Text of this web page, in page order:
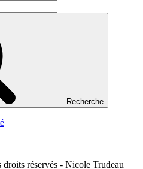
Recherche
droits réservés - Nicole Trudeau